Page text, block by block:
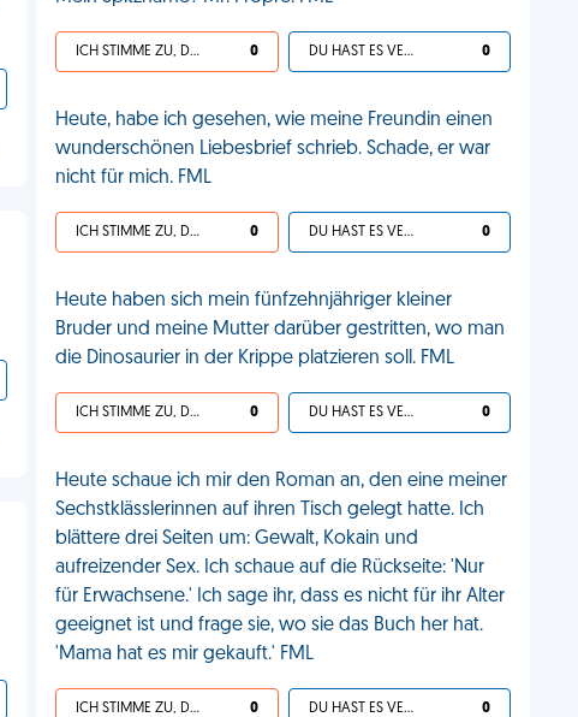
ICH STIMME ZU, DEIN LEBEN IST SCHEISSE 0 DU HAST ES VERDIENT 0
Heute, habe ich gesehen, wie meine Freundin einen
wunderschönen Liebesbrief schrieb. Schade, er war
nicht für mich. FML
ICH STIMME ZU, DEIN LEBEN IST SCHEISSE 0 DU HAST ES VERDIENT 0
Heute haben sich mein fünfzehnjähriger kleiner
Bruder und meine Mutter darüber gestritten, wo man
die Dinosaurier in der Krippe platzieren soll. FML
ICH STIMME ZU, DEIN LEBEN IST SCHEISSE 0 DU HAST ES VERDIENT 0
Heute schaue ich mir den Roman an, den eine meiner
Sechstklässlerinnen auf ihren Tisch gelegt hatte. Ich
blättere drei Seiten um: Gewalt, Kokain und
aufreizender Sex. Ich schaue auf die Rückseite: 'Nur
für Erwachsene.' Ich sage ihr, dass es nicht für ihr Alter
geeignet ist und frage sie, wo sie das Buch her hat.
'Mama hat es mir gekauft.' FML
ICH STIMME ZU, DEIN LEBEN IST SCHEISSE 0 DU HAST ES VERDIENT 0